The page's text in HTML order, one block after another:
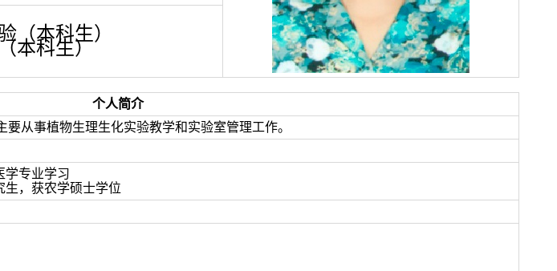
（本科生）
本科生）
个人简介
从事植物生理生化实验教学和实验室管理工作。
学专业学习
生，获农学硕士学位